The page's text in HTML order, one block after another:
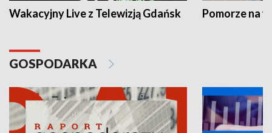
Wakacyjny Live z Telewizją Gdańsk Pomorze na
GOSPODARKA